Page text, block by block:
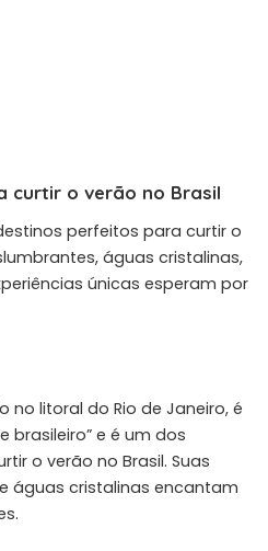
curtir o verão no Brasil
perfeitos para curtir o
águas cristalinas,
únicas esperam por
no litoral do Rio de Janeiro, é
brasileiro” e é um dos
o verão no Brasil. Suas
águas cristalinas encantam